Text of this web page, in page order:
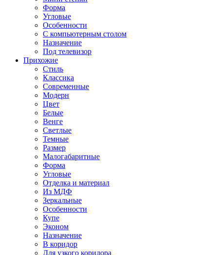
Форма
Угловые
Особенности
С компьютерным столом
Назначение
Под телевизор
Прихожие
Стиль
Классика
Современные
Модерн
Цвет
Белые
Венге
Светлые
Темные
Размер
Малогабаритные
Форма
Угловые
Отделка и материал
Из МДФ
Зеркальные
Особенности
Купе
Эконом
Назначение
В коридор
Для узкого коридора